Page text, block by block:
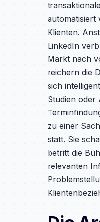
automatisiert
Klienten.
LinkedIn
Markt nach
reichern die
sich
Studien oder
zu einer
statt. Sie
betritt die
relevanten